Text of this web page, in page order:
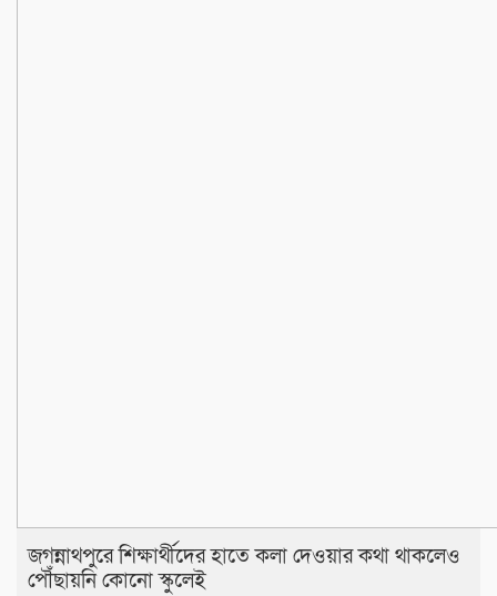
জগন্নাথপুরে শিক্ষার্থীদের হাতে কলা দেওয়ার কথা থাকলেও
পৌঁছায়নি কোনো স্কুলেই